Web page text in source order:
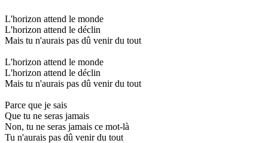
L'horizon attend le monde
L'horizon attend le déclin
Mais tu n'aurais pas dû venir du tout
L'horizon attend le monde
L'horizon attend le déclin
Mais tu n'aurais pas dû venir du tout
Parce que je sais
Que tu ne seras jamais
Non, tu ne seras jamais ce mot-là
Tu n'aurais pas dû venir du tout